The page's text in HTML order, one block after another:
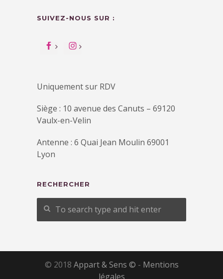
SUIVEZ-NOUS SUR :
Uniquement sur RDV
Siège : 10 avenue des Canuts – 69120
Vaulx-en-Velin
Antenne : 6 Quai Jean Moulin 69001
Lyon
RECHERCHER
© 2018 Appart & Sens © - Mentions
légales